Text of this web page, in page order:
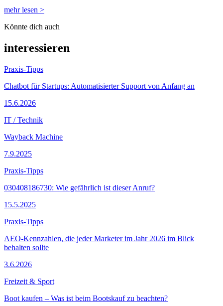
mehr lesen >
Könnte dich auch
interessieren
Praxis-Tipps
Chatbot für Startups: Automatisierter Support von Anfang an
15.6.2026
IT / Technik
Wayback Machine
7.9.2025
Praxis-Tipps
030408186730: Wie gefährlich ist dieser Anruf?
15.5.2025
Praxis-Tipps
AEO-Kennzahlen, die jeder Marketer im Jahr 2026 im Blick
behalten sollte
3.6.2026
Freizeit & Sport
Boot kaufen – Was ist beim Bootskauf zu beachten?